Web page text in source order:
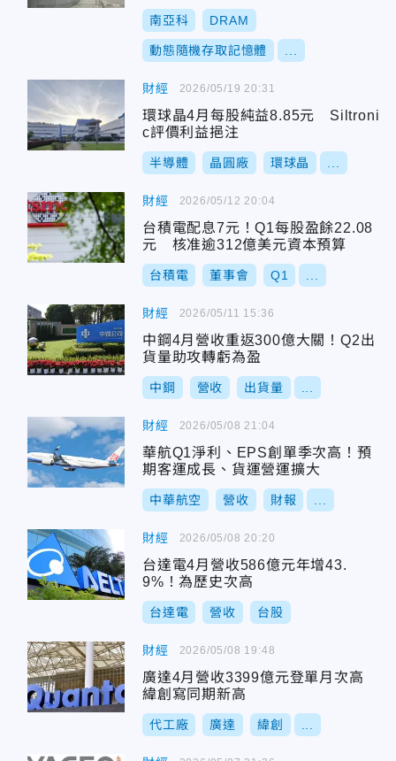
南亞科 DRAM
動態隨機存取記憶體
財經
環球晶4月每股純益8.85元 Siltroni
c評價利益挹注
半導體 晶圓廠 環球晶
2026/05/19 20:31
財經
台積電配息7元！Q1每股盈餘22.08
元 核准逾312億美元資本預算
台積電 董事會 Q1
2026/05/12 20:04
財經
中鋼4月營收重返300億大關！Q2出
貨量助攻轉虧為盈
中鋼 營收 出貨量
2026/05/11 15:36
財經
華航Q1淨利、EPS創單季次高！預
期客運成長、貨運營運擴大
中華航空 營收 財報
2026/05/08 21:04
財經
台達電4月營收586億元年增43.
9%！為歷史次高
台達電 營收 台股
2026/05/08 20:20
財經
廣達4月營收3399億元登單月次高
緯創寫同期新高
代工廠 廣達 緯創
2026/05/08 19:48